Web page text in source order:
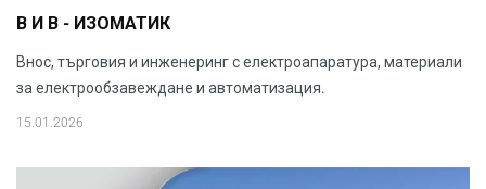
В И В - ИЗОМАТИК
Внос, търговия и инженеринг с електроапаратура, материали
за електрообзавеждане и автоматизация.
15.01.2026